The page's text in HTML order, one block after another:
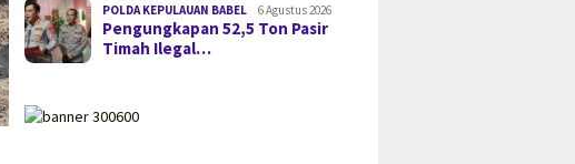
POLDA KEPULAUAN BABEL 6 Agustus 2026
Pengungkapan 52,5 Ton Pasir
Timah Ilegal…